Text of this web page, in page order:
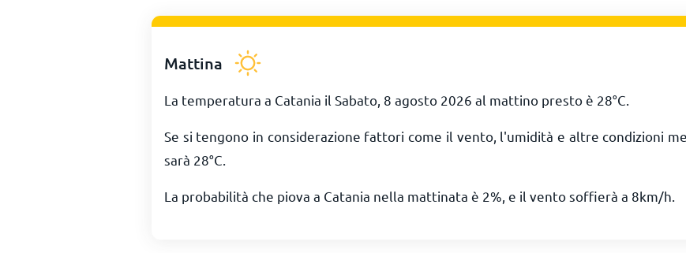
Mattina
La temperatura a Catania il Sabato, 8 agosto 2026 al mattino presto è 28°C
Se si tengono in considerazione fattori come il vento, l'umidità e altre condizioni
sarà 28°C
La probabilità che piova a Catania nella mattinata è 2%, e il vento soffierà a 8km/h